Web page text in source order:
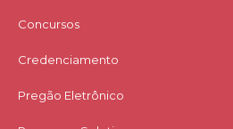
Concursos
Credenciamento
Pregão Eletrônico